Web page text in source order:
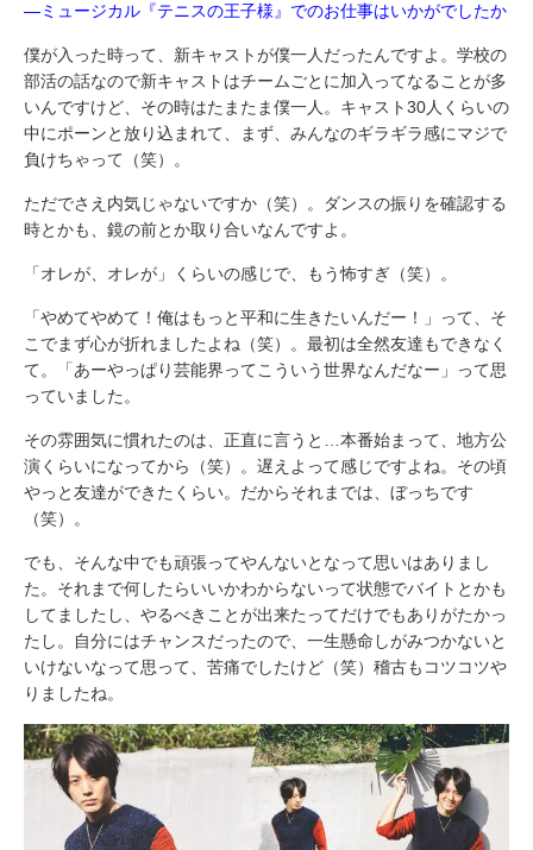
―ミュージカル『テニスの王子様』でのお仕事はいかがでしたか
僕が入った時って、新キャストが僕一人だったんですよ。学校の
部活の話なので新キャストはチームごとに加入ってなることが多
いんですけど、その時はたまたま僕一人。キャスト30人くらいの
中にポーンと放り込まれて、まず、みんなのギラギラ感にマジで
負けちゃって（笑）。
ただでさえ内気じゃないですか（笑）。ダンスの振りを確認する
時とかも、鏡の前とか取り合いなんですよ。
「オレが、オレが」くらいの感じで、もう怖すぎ（笑）。
「やめてやめて！俺はもっと平和に生きたいんだー！」って、そ
こでまず心が折れましたよね（笑）。最初は全然友達もできなく
て。「あーやっぱり芸能界ってこういう世界なんだなー」って思
っていました。
その雰囲気に慣れたのは、正直に言うと…本番始まって、地方公
演くらいになってから（笑）。遅えよって感じですよね。その頃
やっと友達ができたくらい。だからそれまでは、ぼっちです
（笑）。
でも、そんな中でも頑張ってやんないとなって思いはありまし
た。それまで何したらいいかわからないって状態でバイトとかも
してましたし、やるべきことが出来たってだけでもありがたかっ
たし。自分にはチャンスだったので、一生懸命しがみつかないと
いけないなって思って、苦痛でしたけど（笑）稽古もコツコツや
りましたね。